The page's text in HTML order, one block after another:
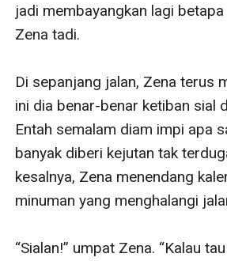
jadi membayangkan lagi
Zena tadi.
Di sepanjang jalan, Zena terus
ini dia benar-benar ketiban sial
Entah semalam diam impi apa
banyak diberi kejutan tak
kesalnya, Zena menendang
minuman yang menghalangi
“Sialan!” umpat Zena. “Kalau